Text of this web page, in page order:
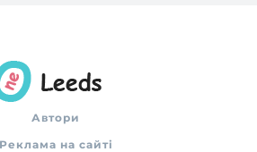
Автори
Реклама на сайті